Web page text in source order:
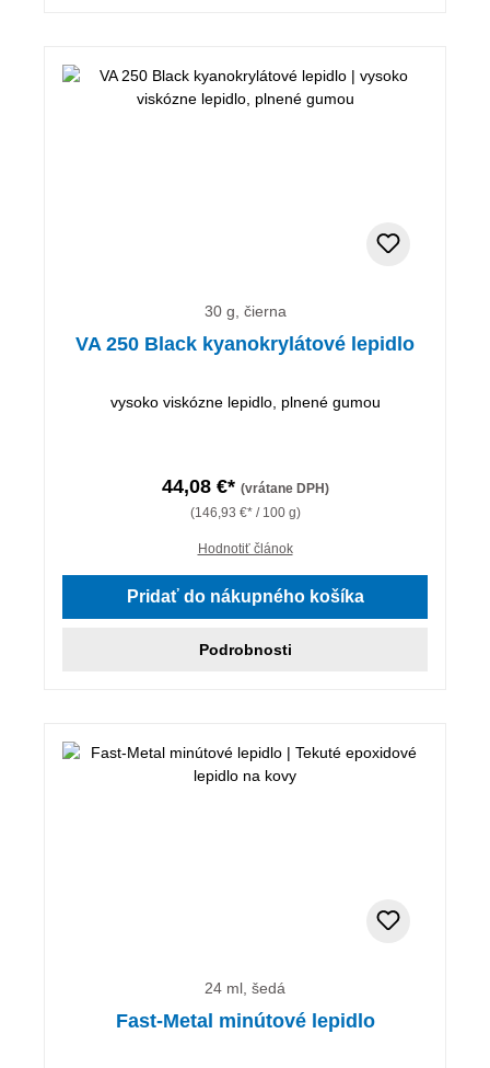
30 g, čierna
VA 250 Black kyanokrylátové lepidlo
vysoko viskózne lepidlo, plnené gumou
44,08 €* (vrátane DPH)
(146,93 €* / 100 g)
Hodnotiť článok
Pridať do nákupného košíka
Podrobnosti
24 ml, šedá
Fast-Metal minútové lepidlo